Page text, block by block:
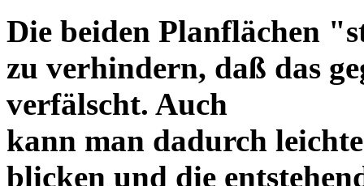
Die beiden Planflächen
zu verhindern, daß das
verfälscht. Auch
kann man dadurch
blicken und die